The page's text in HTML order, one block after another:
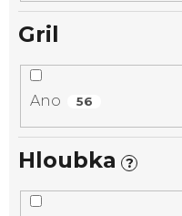
Gril
Ano 56
Hloubka ?